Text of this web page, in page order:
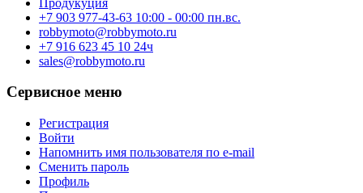
+7 903 977-43-63 10:00 - 00:00 пн.вс.
robbymoto@robbymoto.ru
+7 916 623 45 10 24ч
sales@robbymoto.ru
Сервисное меню
Регистрация
Войти
Напомнить имя пользователя по e-mail
Сменить пароль
Профиль